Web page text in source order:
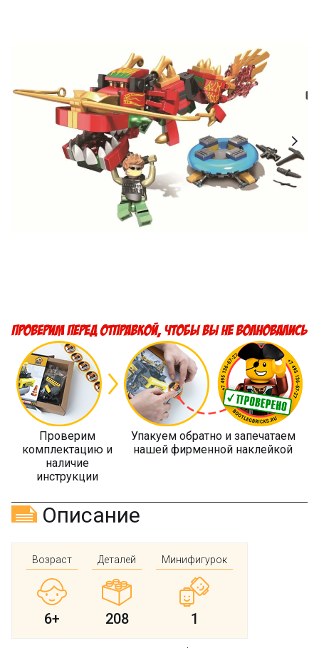
Проверим
комплектацию и
наличие
инструкции
Упакуем обратно и запечатаем
нашей фирменной наклейкой
Описание
Возраст
6+
Деталей
208
Минифигурок
1